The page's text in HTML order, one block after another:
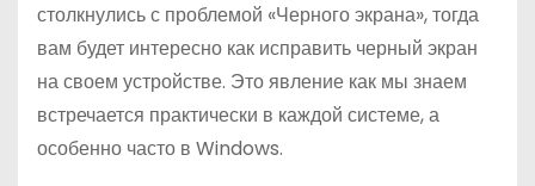
столкнулись с проблемой «Черного экрана», тогда
вам будет интересно как исправить черный экран
на своем устройстве. Это явление как мы знаем
встречается практически в каждой системе, а
особенно часто в Windows.